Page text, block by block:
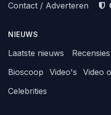
Contact / Adverteren
NIEUWS
Laatste nieuws Recensies
Bioscoop
Video's Video
Celebrities